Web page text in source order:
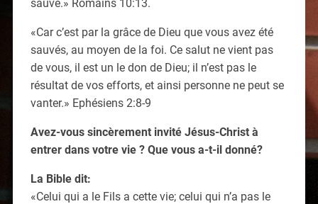
sauvé.» Romains 10:13.
«Car c’est par la grâce de Dieu que vous avez été
sauvés, au moyen de la foi. Ce salut ne vient pas
de vous, il est un le don de Dieu; il n’est pas le
résultat de vos efforts, et ainsi personne ne peut se
vanter.» Ephésiens 2:8-9
Avez-vous sincèrement invité Jésus-Christ à
entrer dans votre vie ? Que vous a-t-il donné?
La Bible dit:
«Celui qui a le Fils a cette vie; celui qui n’a pas le